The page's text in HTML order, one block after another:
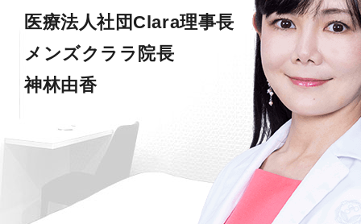
医療法人社団Clara理事長
メンズクララ院長
神林由香